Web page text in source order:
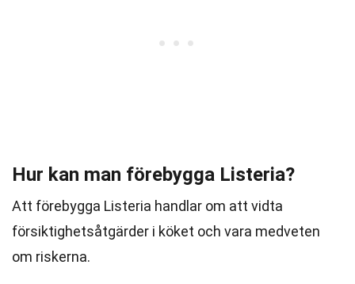
Hur kan man förebygga Listeria?
Att förebygga Listeria handlar om att vidta
försiktighetsåtgärder i köket och vara medveten
om riskerna.